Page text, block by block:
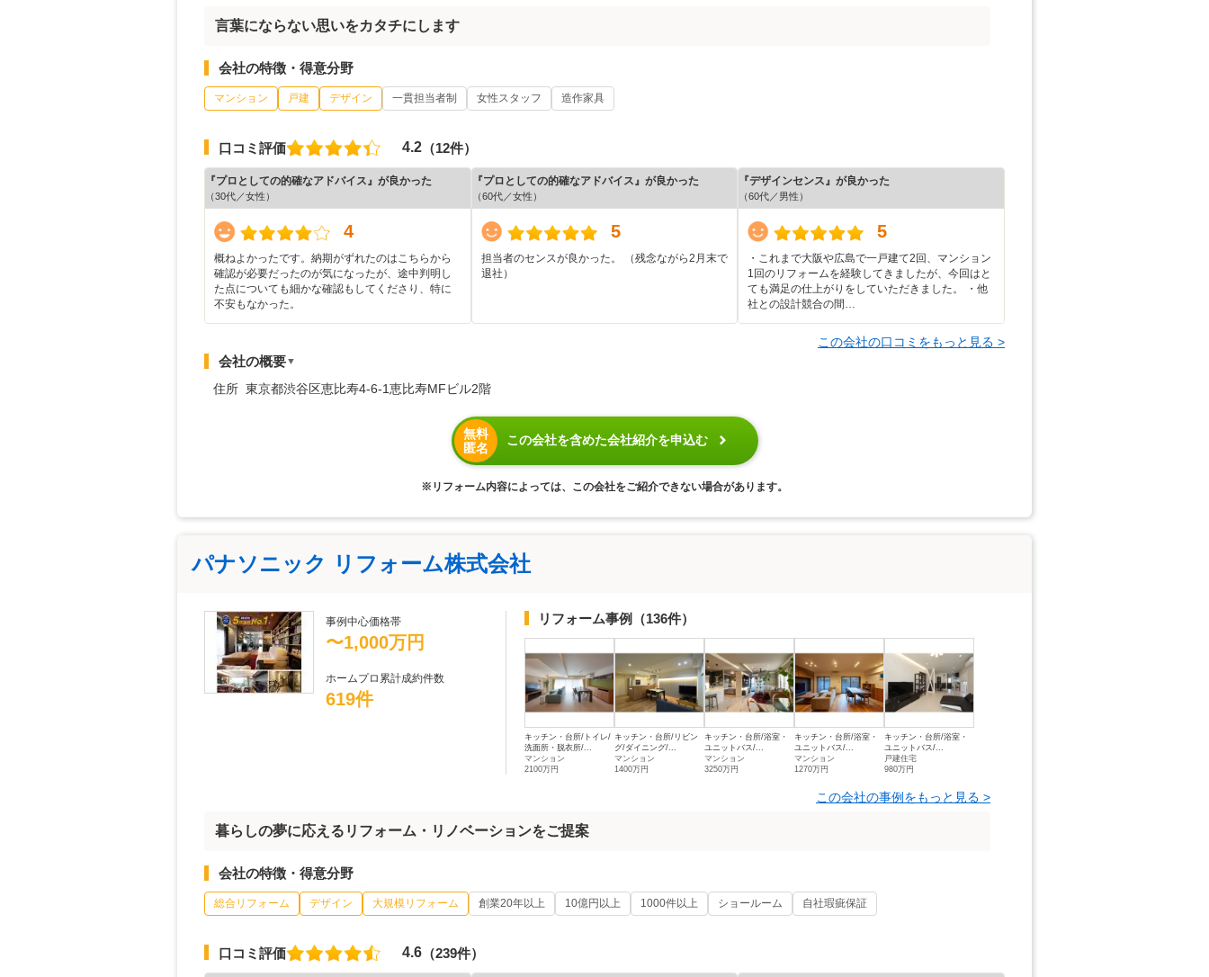
言葉にならない思いをカタチにします
会社の特徴・得意分野
マンション 戸建 デザイン 一貫担当者制 女性スタッフ 造作家具
口コミ評価 4.2 （12件）
『プロとしての的確なアドバイス』が良かった
（30代／女性）
4
概ねよかったです。納期がずれたのはこちらから
確認が必要だったのが気になったが、途中判明し
た点についても細かな確認もしてくださり、特に
不安もなかった。
『プロとしての的確なアドバイス』が良かった
（60代／女性）
5
担当者のセンスが良かった。 （残念ながら2月末で
退社）
『デザインセンス』が良かった
（60代／男性）
5
・これまで大阪や広島で一戸建て2回、マンション
1回のリフォームを経験してきましたが、今回はと
ても満足の仕上がりをしていただきました。 ・他
社との設計競合の間…
この会社の口コミをもっと見る >
会社の概要▼
住所 東京都渋谷区恵比寿4-6-1恵比寿MFビル2階
無料
匿名
この会社を含めた会社紹介を申込む
※リフォーム内容によっては、この会社をご紹介できない場合があります。
パナソニック リフォーム株式会社
事例中心価格帯
〜1,000万円
ホームプロ累計成約件数
619件
リフォーム事例 （136件）
キッチン・台所/トイレ/
洗面所・脱衣所/...
マンション
2100万円
キッチン・台所/リビン
グ/ダイニング/...
マンション
1400万円
キッチン・台所/浴室・
ユニットバス/...
マンション
3250万円
キッチン・台所/浴室・
ユニットバス/...
マンション
1270万円
キッチン・台所/浴室・
ユニットバス/...
戸建住宅
980万円
この会社の事例をもっと見る >
暮らしの夢に応えるリフォーム・リノベーションをご提案
会社の特徴・得意分野
総合リフォーム デザイン 大規模リフォーム 創業20年以上 10億円以上 1000件以上 ショールーム 自社瑕疵保証
口コミ評価 4.6 （239件）